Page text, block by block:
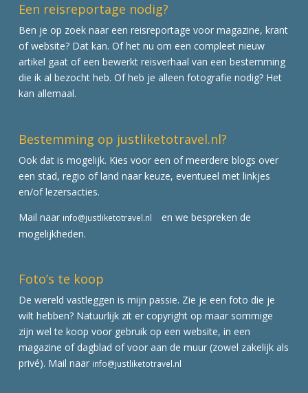
Een reisreportage nodig?
Ben je op zoek naar een reisreportage voor magazine, krant
of website? Dat kan. Of het nu om een compleet nieuw
artikel gaat of een bewerkt reisverhaal van een bestemming
die ik al bezocht heb. Of heb je alleen fotografie nodig? Het
kan allemaal.
Bestemming op justliketotravel.nl?
Ook dat is mogelijk. Kies voor een of meerdere blogs over
een stad, regio of land naar keuze, eventueel met linkjes
en/of lezersacties.
Mail naar info@justliketotravel.nl
en we bespreken de
mogelijkheden.
Foto’s te koop
De wereld vastleggen is mijn passie. Zie je een foto die je
wilt hebben? Natuurlijk zit er copyright op maar sommige
zijn wel te koop voor gebruik op een website, in een
magazine of dagblad of voor aan de muur (zowel zakelijk als
privé). Mail naar info@justliketotravel.nl